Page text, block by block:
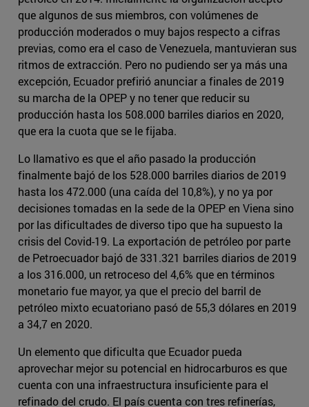
que algunos de sus miembros, con volúmenes de
producción moderados o muy bajos respecto a cifras
previas, como era el caso de Venezuela, mantuvieran sus
ritmos de extracción. Pero no pudiendo ser ya más una
excepción, Ecuador prefirió anunciar a finales de 2019
su marcha de la OPEP y no tener que reducir su
producción hasta los 508.000 barriles diarios en 2020,
que era la cuota que se le fijaba.
Lo llamativo es que el año pasado la producción
finalmente bajó de los 528.000 barriles diarios de 2019
hasta los 472.000 (una caída del 10,8%), y no ya por
decisiones tomadas en la sede de la OPEP en Viena sino
por las dificultades de diverso tipo que ha supuesto la
crisis del Covid-19. La exportación de petróleo por parte
de Petroecuador bajó de 331.321 barriles diarios de 2019
a los 316.000, un retroceso del 4,6% que en términos
monetario fue mayor, ya que el precio del barril de
petróleo mixto ecuatoriano pasó de 55,3 dólares en 2019
a 34,7 en 2020.
Un elemento que dificulta que Ecuador pueda
aprovechar mejor su potencial en hidrocarburos es que
cuenta con una infraestructura insuficiente para el
refinado del crudo. El país cuenta con tres refinerías,